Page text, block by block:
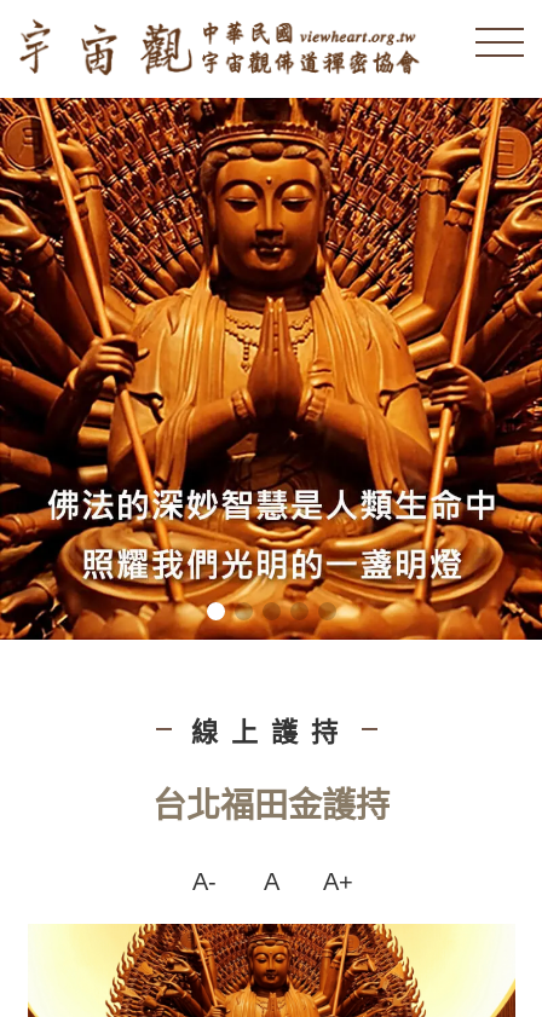
| 線上護持 |
台北福田金護持
A- A A+